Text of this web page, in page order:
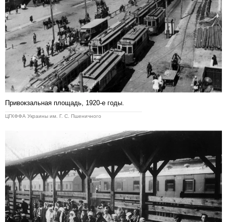
Привокзальная площадь, 1920-е годы.
ЦГКФФА Украины им. Г. С. Пшеничного